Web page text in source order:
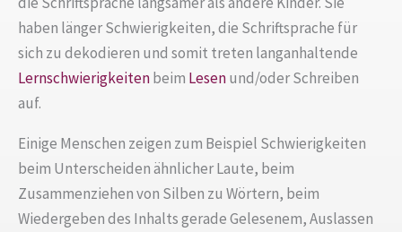
haben länger Schwierigkeiten, die Schriftsprache für
sich zu dekodieren und somit treten langanhaltende
Lernschwierigkeitenbeim Lesenund/oder Schreiben
auf.
Einige Menschen zeigen zum Beispiel Schwierigkeiten
beim Unterscheiden ähnlicher Laute, beim
Zusammenziehen von Silben zu Wörtern, beim
Wiedergeben des Inhalts gerade Gelesenem, Auslassen